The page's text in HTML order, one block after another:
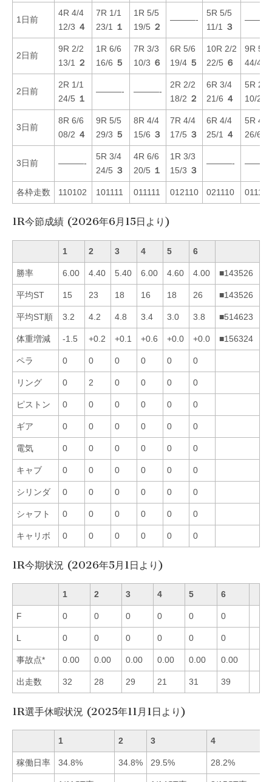
1日前
4R 4/4
12/3 ４
7R 1/1
23/1
１
1R 5/5
19/5 ２
———-
5R 5/5
11/1
３
2日前
9R 2/2
13/1
２
1R 6/6
16/6 ５
7R 3/3
10/3 ６
6R 5/6
19/4 ５
10R 2/2
22/5 ６
9R 5/4
44/4
2日前
2R 1/1
24/5 １
———- ———-
2R 2/2
18/2 ２
6R 3/4
21/6 ４
5R 2/2
10/2
3日前
8R 6/6
08/2 ４
9R 5/5
29/3 ５
8R 4/4
15/6 ３
7R 4/4
17/5 ３
6R 4/4
25/1
４
5R 4/6
26/6
3日前 ———-
5R 3/4
24/5 ３
4R 6/6
20/5 １
1R 3/3
15/3 ３
———-
各枠走数 110102 101111 011111 012110 021110 011110
1R今節成績 (2026年6月15日より)
1 2 3 4 5 6
勝率 6.00 4.40 5.40 6.00 4.60 4.00 ■143526
平均ST 15 23 18 16 18 26 ■143526
平均ST順 3.2 4.2 4.8 3.4 3.0 3.8 ■514623
体重増減 -1.5 +0.2 +0.1 +0.6 +0.0 +0.0 ■156324
ペラ 0 0 0 0 0 0
リング 0 2 0 0 0 0
ピストン 0 0 0 0 0 0
ギア 0 0 0 0 0 0
電気 0 0 0 0 0 0
キャブ 0 0 0 0 0 0
シリンダ 0 0 0 0 0 0
シャフト 0 0 0 0 0 0
キャリボ 0 0 0 0 0 0
1R今期状況 (2026年5月1日より)
1 2 3 4 5 6
F 0 0 0 0 0 0
L 0 0 0 0 0 0
事故点* 0.00 0.00 0.00 0.00 0.00 0.00
出走数 32 28 29 21 31 39
1R選手休暇状況 (2025年11月1日より)
1 2 3 4
稼働日率 34.8% 34.8% 29.5% 28.2%